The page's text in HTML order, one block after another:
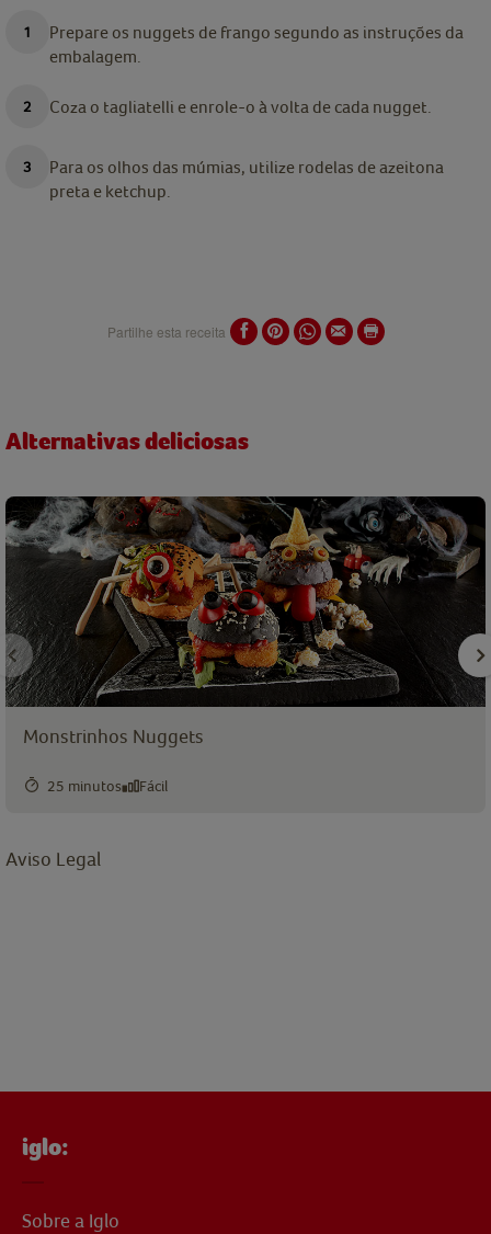
Prepare os nuggets de frango segundo as instruções da
embalagem.
Coza o tagliatelli e enrole-o à volta de cada nugget.
Para os olhos das múmias, utilize rodelas de azeitona
preta e ketchup.
Partilhe esta receita
Alternativas deliciosas
Monstrinhos Nuggets
25 minutos Fácil
Aviso Legal
iglo:
Sobre a Iglo